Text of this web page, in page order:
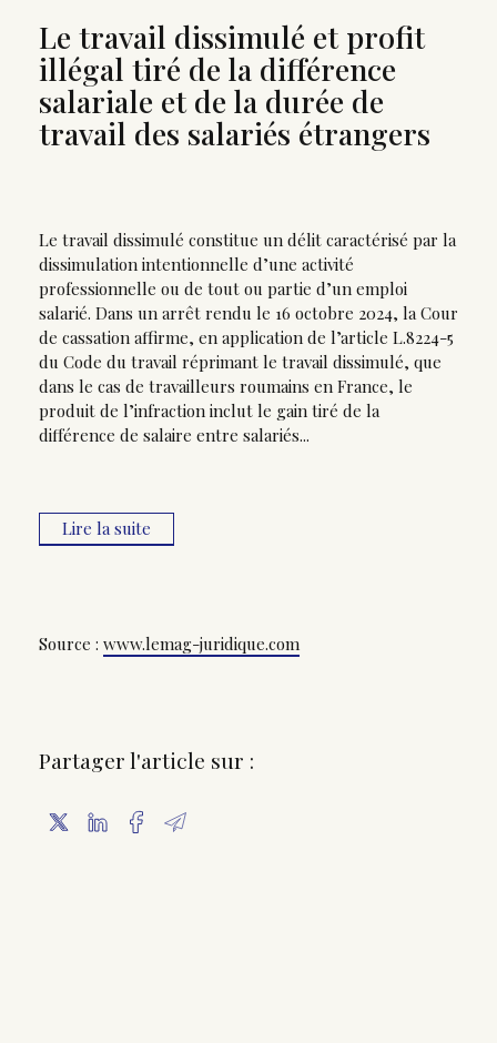
Le travail dissimulé et profit
illégal tiré de la différence
salariale et de la durée de
travail des salariés étrangers
Source : www.lemag-juridique.com
Le travail dissimulé constitue un délit caractérisé par la
dissimulation intentionnelle d’une activité
professionnelle ou de tout ou partie d’un emploi
salarié. Dans un arrêt rendu le 16 octobre 2024, la Cour
de cassation affirme, en application de l’article L.8224-5
du Code du travail réprimant le travail dissimulé, que
dans le cas de travailleurs roumains en France, le
produit de l’infraction inclut le gain tiré de la
différence de salaire entre salariés...
Lire la suite